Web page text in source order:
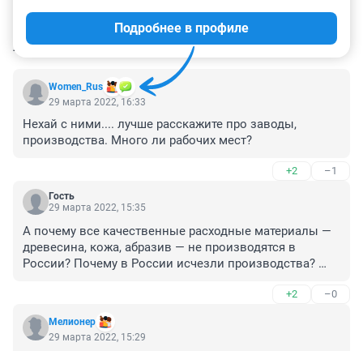
КОММЕНТАРИИ 5
Women_Rus
Подробнее в профиле
29 марта 2022, 16:33
Нехай с ними.... лучше расскажите про заводы,
производства. Много ли рабочих мест?
+2 –1
Гость
29 марта 2022, 15:35
А почему все качественные расходные материалы —
древесина, кожа, абразив — не производятся в
России? Почему в России исчезли производства?
+2 –0
Мелионер
29 марта 2022, 15:29